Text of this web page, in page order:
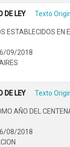
DE LEY Texto
ESTABLECIDOS
09/2018
DE LEY Texto
AÑO DEL
08/2018